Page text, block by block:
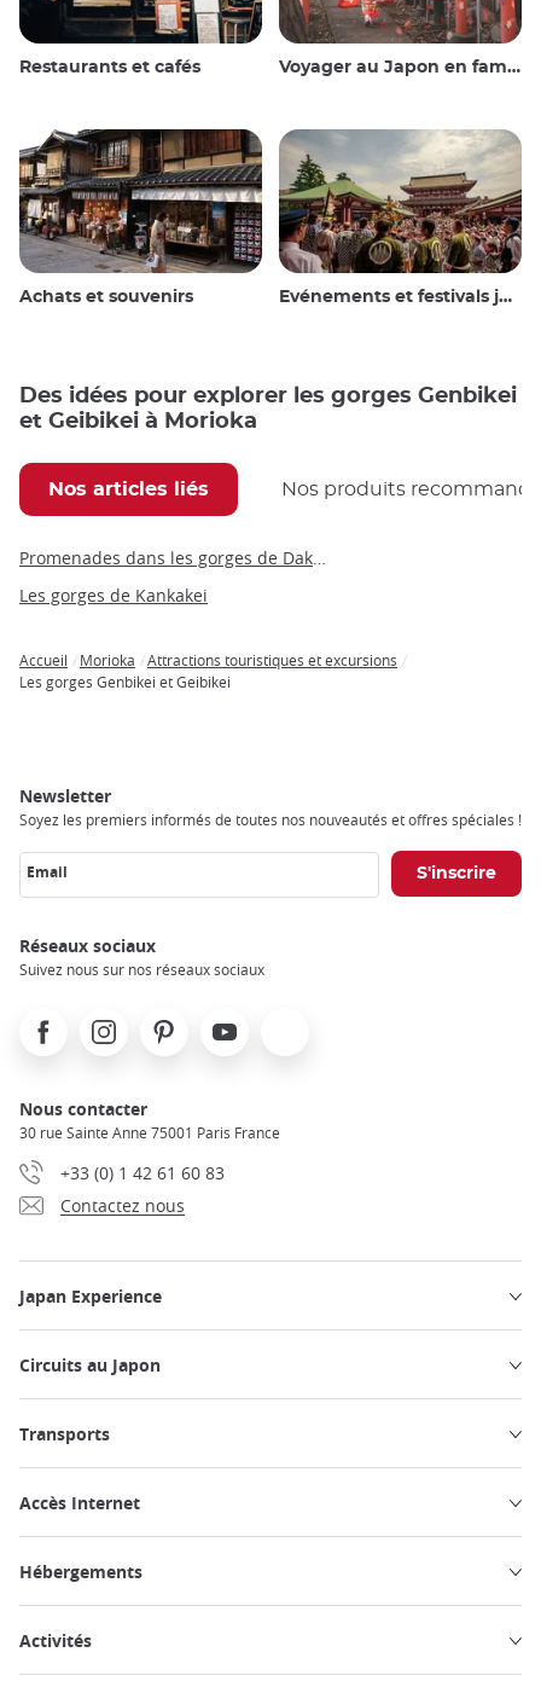
Restaurants et cafés Voyager au Japon en famille
Achats et souvenirs Evénements et festivals japonais
Des idées pour explorer les gorges Genbikei
et Geibikei à Morioka
Nos articles liés Nos produits
Promenades dans les gorges de Dakigaeri
Les gorges de Kankakei
Breadcrumb
Accueil Morioka
Attractions touristiques et excursions
Les gorges Genbikei et Geibikei
Newsletter
Soyez les premiers informés de toutes nos nouveautés et offres spéciales !
Email
Réseaux sociaux
Suivez nous sur nos réseaux sociaux
FacebookInstagramPinterest Youtube
Nous contacter
30 rue Sainte Anne 75001 Paris France
+33 (0) 1 42 61 60 83
Contactez nous
Japan Experience
Circuits au Japon
Transports
Accès Internet
Hébergements
Activités